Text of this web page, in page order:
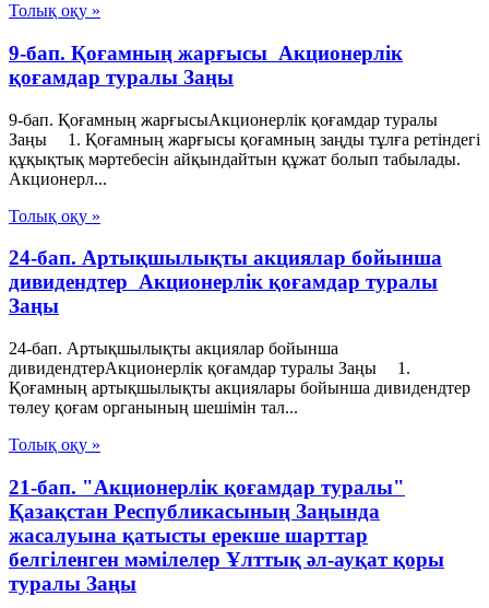
Толық оқу »
9-бап. Қоғамның жарғысы Акционерлік
қоғамдар туралы Заңы
9-бап. Қоғамның жарғысыАкционерлік қоғамдар туралы
Заңы 1. Қоғамның жарғысы қоғамның заңды тұлға ретіндегі
құқықтық мәртебесін айқындайтын құжат болып табылады.
Акционерл...
Толық оқу »
24-бап. Артықшылықты акциялар бойынша
дивидендтер Акционерлік қоғамдар туралы
Заңы
24-бап. Артықшылықты акциялар бойынша
дивидендтерАкционерлік қоғамдар туралы Заңы 1.
Қоғамның артықшылықты акциялары бойынша дивидендтер
төлеу қоғам органының шешімін тал...
Толық оқу »
21-бап. "Акционерлік қоғамдар туралы"
Қазақстан Республикасының Заңында
жасалуына қатысты ерекше шарттар
белгіленген мәмілелер Ұлттық әл-ауқат қоры
туралы Заңы